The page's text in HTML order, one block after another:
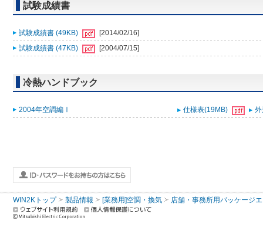
試験成績書
試験成績書 (49KB)
[2014/02/16]
試験成績書 (47KB)
[2004/07/15]
冷熱ハンドブック
2004年空調編Ⅰ 仕様表(19MB)
WIN2Kトップ 製品情報 [業務用]空調・換気 店舗・事務所用パッケージ